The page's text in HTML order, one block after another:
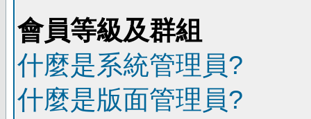
會員等級及群組
什麼是系統管理員?
什麼是版面管理員?